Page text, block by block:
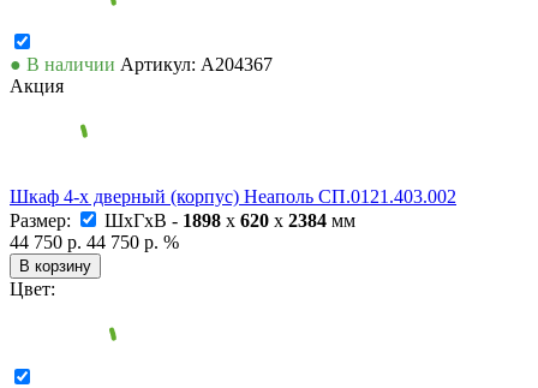
● В наличии Артикул: А204367
Акция
Шкаф 4-х дверный (корпус) Неаполь СП.0121.403.002
Размер:
ШxГxВ - 1898 x 620 x 2384 мм
44 750 р. 44 750 р. %
В корзину
Цвет: